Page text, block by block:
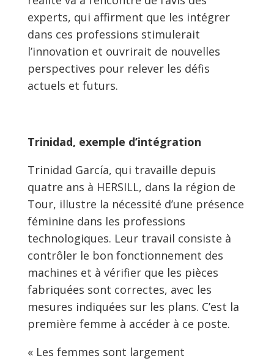
experts, qui affirment que les intégrer
dans ces professions stimulerait
l’innovation et ouvrirait de nouvelles
perspectives pour relever les défis
actuels et futurs.
Trinidad, exemple d’intégration
Trinidad García, qui travaille depuis
quatre ans à HERSILL, dans la région de
Tour, illustre la nécessité d’une présence
féminine dans les professions
technologiques. Leur travail consiste à
contrôler le bon fonctionnement des
machines et à vérifier que les pièces
fabriquées sont correctes, avec les
mesures indiquées sur les plans. C’est la
première femme à accéder à ce poste.
« Les femmes sont largement